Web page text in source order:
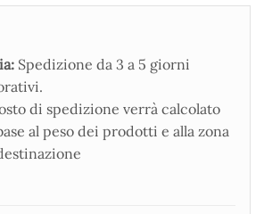
Spedizione da 3 a 5 giorni
di spedizione verrà calcolato
al peso dei prodotti e alla zona